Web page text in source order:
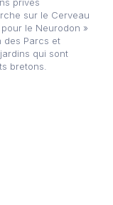
sur le Cerveau
le Neurodon »
des Parcs et
qui sont
bretons.